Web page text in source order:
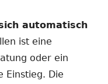
automatisch
ist eine
oder ein
Einstieg. Die